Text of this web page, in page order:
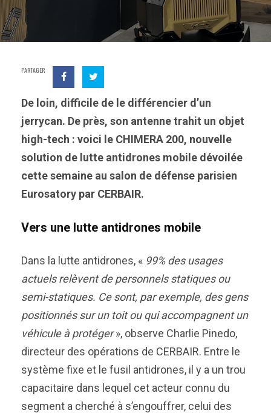
PARTAGER
De loin, difficile de le différencier d’un
jerrycan. De près, son antenne trahit un objet
high-tech : voici le CHIMERA 200, nouvelle
solution de lutte antidrones mobile dévoilée
cette semaine au salon de défense parisien
Eurosatory par CERBAIR.
Vers une lutte antidrones mobile
Dans la lutte antidrones, « 99% des usages
actuels relèvent de personnels statiques ou
semi-statiques. Ce sont, par exemple, des gens
positionnés sur un toit ou qui accompagnent un
véhicule à protéger», observe Charlie Pinedo,
directeur des opérations de CERBAIR. Entre le
système fixe et le fusil antidrones, il y a un trou
capacitaire dans lequel cet acteur connu du
segment a cherché à s’engouffrer, celui des